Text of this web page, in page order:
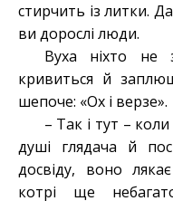
стирчить із литки.
ви дорослі люди.
Вуха ніхто не
кривиться й
шепоче: «Ох і верзе».
– Так і тут –
душі глядача й
досвіду, воно
котрі ще